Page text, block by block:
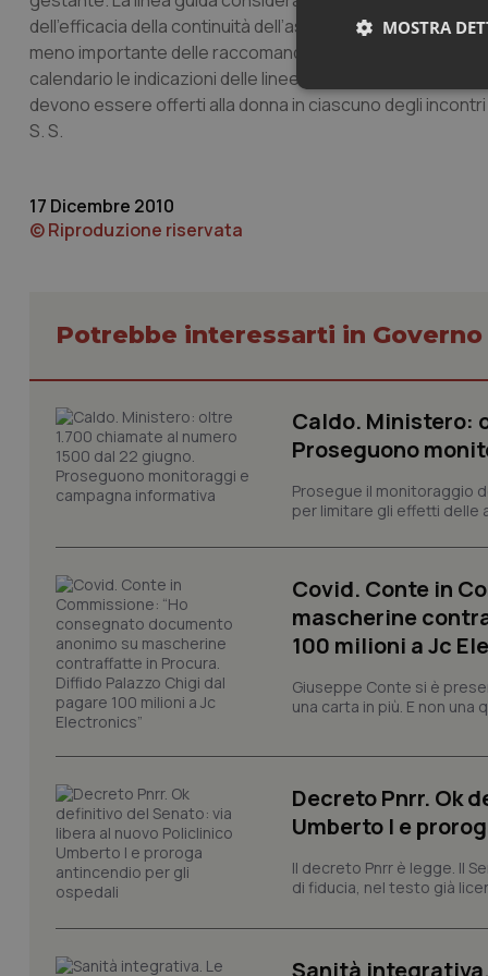
dell’efficacia della continuità dell’assistenza – e i
meno importante delle raccomandazioni è l’agenda
calendario le indicazioni delle linee guida, l’agenda
devono essere offerti alla donna in ciascuno degli
S. S.
17 Dicembre 2010
© Riproduzione riservata
Potrebbe interessarti in
Caldo. Ministero:
Proseguono
Prosegue il monitoraggio
per limitare gli effetti delle
Covid. Conte in
mascherine
100 milioni a Jc
Giuseppe Conte si è
una carta in più. E non
Decreto Pnrr. Ok
Umberto I e
Il decreto Pnrr è legge. Il
di fiducia, nel testo già
Sanità
MOSTRA
Nome
tracking-enable
tracking-sites-
session-id
_ga